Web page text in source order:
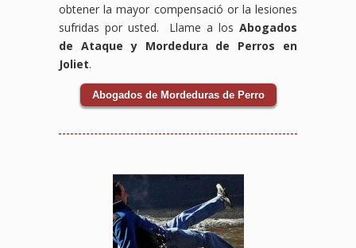
obtener la mayor compensació or la lesiones
sufridas por usted. Llame a los Abogados
de Ataque y Mordedura de Perros en
Joliet.
Abogados de Mordeduras de Perro